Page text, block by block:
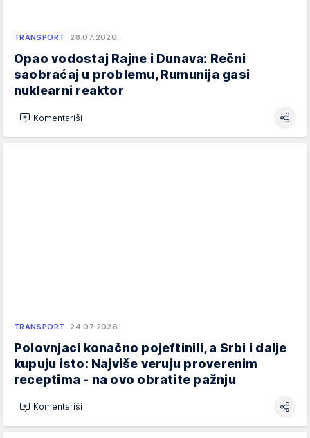
TRANSPORT 28.07.2026.
Opao vodostaj Rajne i Dunava: Rečni
saobraćaj u problemu, Rumunija gasi
nuklearni reaktor
Komentariši
TRANSPORT 24.07.2026.
Polovnjaci konačno pojeftinili, a Srbi i dalje
kupuju isto: Najviše veruju proverenim
receptima - na ovo obratite pažnju
Komentariši